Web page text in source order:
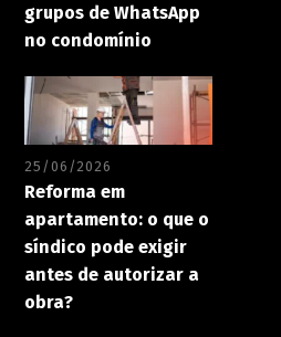
grupos de WhatsApp
no condomínio
25/06/2026
Reforma em
apartamento: o que o
síndico pode exigir
antes de autorizar a
obra?